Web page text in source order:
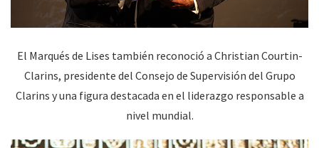
El Marqués de Lises también reconoció a Christian Courtin-
Clarins, presidente del Consejo de Supervisión del Grupo
Clarins y una figura destacada en el liderazgo responsable a
nivel mundial.